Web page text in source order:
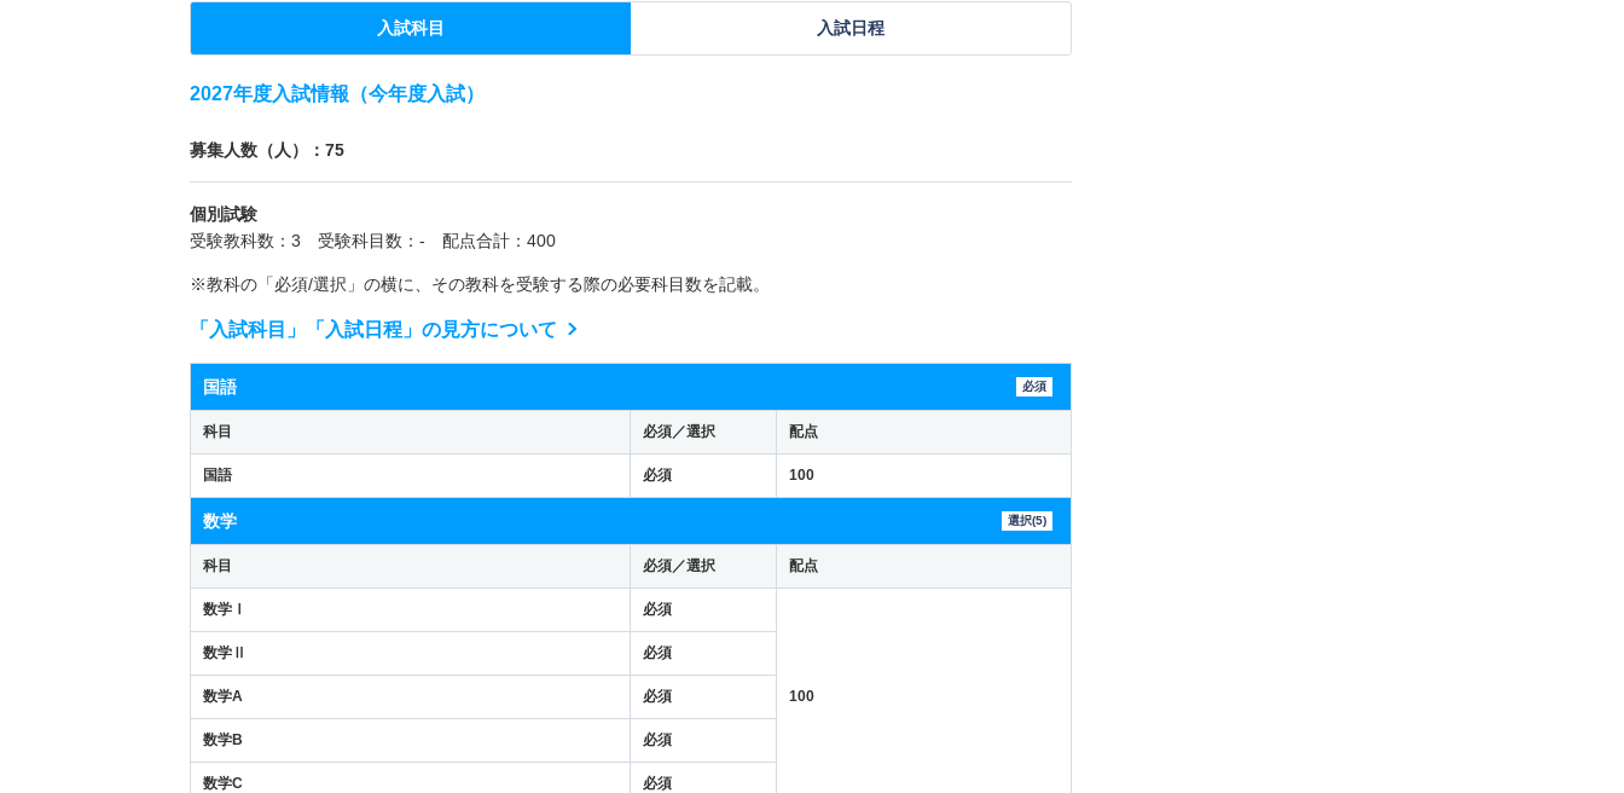
入試科目 入試日程
2027年度入試情報（今年度入試）
募集人数（人）：75
個別試験
受験教科数：3 受験科目数：- 配点合計：400
※教科の「必須/選択」の横に、その教科を受験する際の必要科目数を記載。
「入試科目」「入試日程」の見方について
国語 必須
科目 必須／選択 配点
国語 必須 100
数学 選択(5)
科目 必須／選択 配点
数学Ⅰ 必須
100
数学Ⅱ 必須
数学A 必須
数学B 必須
数学C 必須